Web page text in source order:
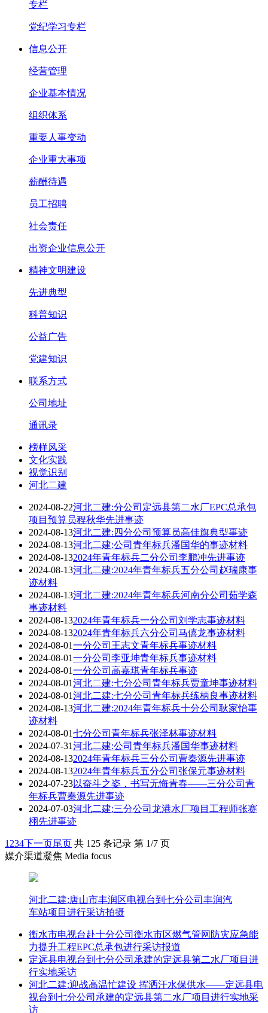
专栏
党纪学习专栏
信息公开
经营管理
企业基本情况
组织体系
重要人事变动
企业重大事项
薪酬待遇
员工招聘
社会责任
出资企业信息公开
精神文明建设
先进典型
科普知识
公益广告
党建知识
联系方式
公司地址
通讯录
榜样风采
文化实践
视觉识别
河北二建
2024-08-22河北二建:分公司定远县第二水厂EPC总承包
项目预算员程秋华先进事迹
2024-08-13河北二建:四分公司预算员高佳旗典型事迹
2024-08-13河北二建:公司青年标兵潘国华的事迹材料
2024-08-132024年青年标兵二分公司李鹏冲先进事迹
2024-08-13河北二建:2024年青年标兵五分公司赵瑞康事
迹材料
2024-08-13河北二建:2024年青年标兵河南分公司茹学森
事迹材料
2024-08-132024年青年标兵一分公司刘学志事迹材料
2024-08-132024年青年标兵六分公司马僖龙事迹材料
2024-08-01一分公司王志文青年标兵事迹材料
2024-08-01一分公司李亚坤青年标兵事迹材料
2024-08-01一分公司高嘉琪青年标兵事迹
2024-08-01河北二建:七分公司青年标兵贾童坤事迹材料
2024-08-01河北二建:七分公司青年标兵练柄良事迹材料
2024-08-13河北二建:2024年青年标兵十分公司耿家怡事
迹材料
2024-08-01七分公司青年标兵张泽林事迹材料
2024-07-31河北二建:公司青年标兵潘国华事迹材料
2024-08-132024年青年标兵三分公司曹秦源先进事迹
2024-08-132024年青年标兵五分公司张保元事迹材料
2024-07-23以奋斗之姿，书写无悔青春——三分公司青
年标兵曹秦源先进事迹
2024-07-03河北二建:三分公司龙港水厂项目工程师张赛
栩先进事迹
1 234下一页尾页 共 125 条记录 第 1/7 页
媒介渠道凝焦 Media focus
河北二建:唐山市丰润区电视台到七分公司丰润汽
车站项目进行采访拍摄
衡水市电视台赴十分公司衡水市区燃气管网防灾应急能
力提升工程EPC总承包进行采访报道
定远县电视台到七分公司承建的定远县第二水厂项目进
行实地采访
河北二建:迎战高温忙建设 挥洒汗水保供水——定远县电
视台到七分公司承建的定远县第二水厂项目进行实地采
访